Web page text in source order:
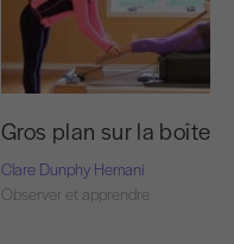
Gros plan sur la boîte
Clare Dunphy Hemani
Observer et apprendre